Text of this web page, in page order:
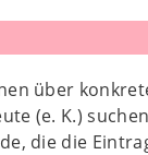
über
(e. K.)
die die